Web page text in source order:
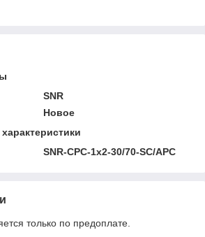
SNR
Новое
SNR-CPC-1x2-30/70-SC/APC
только по предоплате.